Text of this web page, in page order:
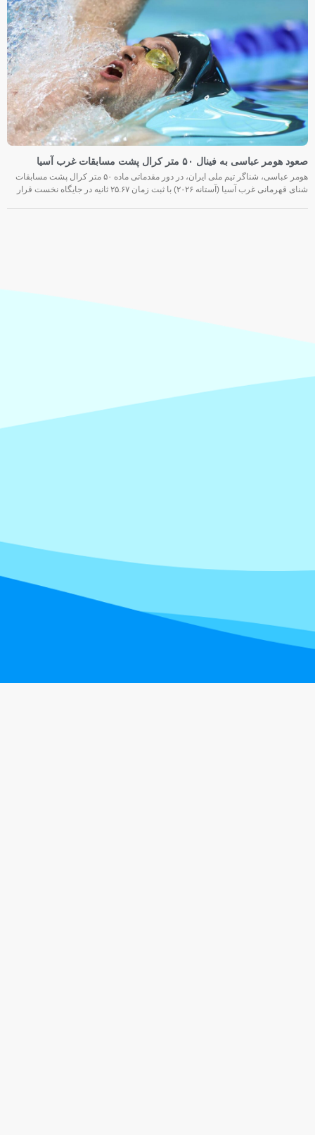
صعود هومر عباسی به فینال ۵۰ متر کرال پشت مسابقات غرب آسیا
هومر عباسی، شناگر تیم ملی ایران، در دور مقدماتی ماده ۵۰ متر کرال پشت مسابقات
شنای قهرمانی غرب آسیا (آستانه ۲۰۲۶) با ثبت زمان ۲۵.۶۷ ثانیه در جایگاه نخست قرار